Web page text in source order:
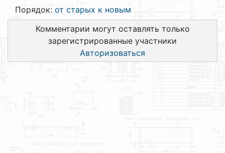
Порядок: от старых к новым
Комментарии могут оставлять только
зарегистрированные участники
Авторизоваться